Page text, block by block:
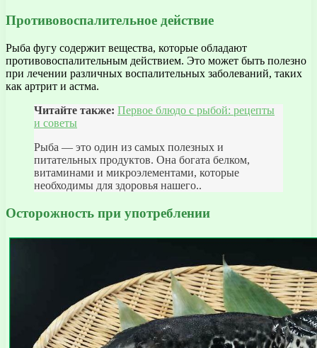
Противовоспалительное действие
Рыба фугу содержит вещества, которые обладают
противовоспалительным действием. Это может быть полезно
при лечении различных воспалительных заболеваний, таких
как артрит и астма.
Читайте также: Первое блюдо с рыбой: рецепты
и советы
Рыба — это один из самых полезных и
питательных продуктов. Она богата белком,
витаминами и микроэлементами, которые
необходимы для здоровья нашего..
Осторожность при употреблении